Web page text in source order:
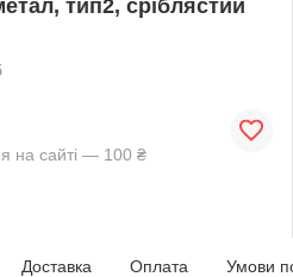
тип2, сріблястий
на сайті — 100 ₴
Доставка Оплата Умови